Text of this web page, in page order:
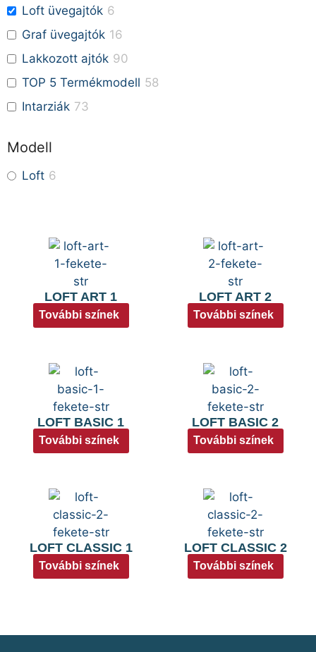
Loft üvegajtók 6
Graf üvegajtók 16
Lakkozott ajtók 90
TOP 5 Termékmodell 58
Intarziák 73
Modell
Loft 6
LOFT ART 1
További színek
LOFT ART 2
További színek
LOFT BASIC 1
További színek
LOFT BASIC 2
További színek
LOFT CLASSIC 1
További színek
LOFT CLASSIC 2
További színek